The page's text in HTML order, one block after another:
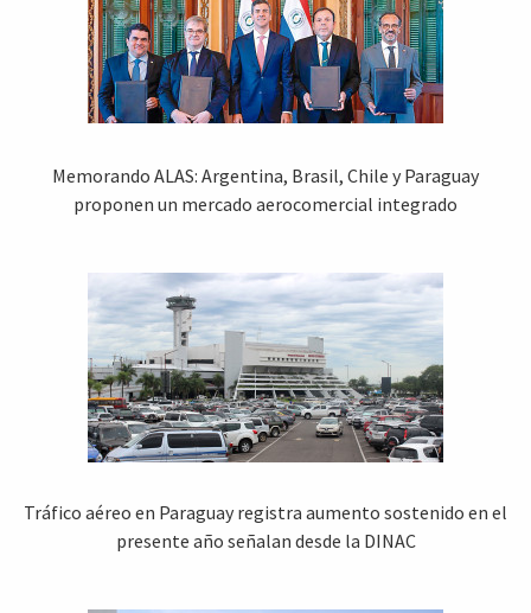
Memorando ALAS: Argentina, Brasil, Chile y Paraguay
proponen un mercado aerocomercial integrado
Tráfico aéreo en Paraguay registra aumento sostenido en el
presente año señalan desde la DINAC